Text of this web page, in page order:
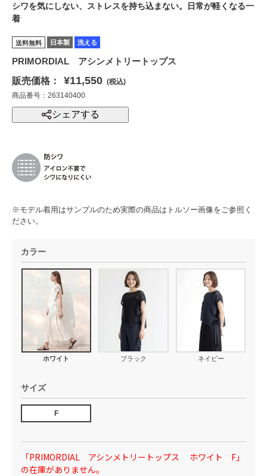
シワを気にしない、ストレスを持ち込まない。日常が軽くなる一
着
送料無料 日本製 洗える
PRIMORDIAL アシンメトリートップス
販売価格：
¥11,550 (税込)
商品番号：263140400
シェアする
※モデル着用はサンプルのため実際の商品はトルソー画像をご参照く
ださい。
カラー
ホワイト ブラック ネイビー
サイズ
F
「PRIMORDIAL アシンメトリートップス ホワイト F」
の在庫がありません。